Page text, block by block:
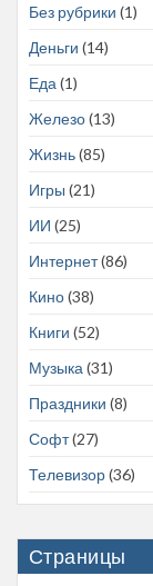
Без рубрики (1)
Деньги (14)
Еда (1)
Железо(13)
Жизнь(85)
Игры (21)
ИИ (25)
Интернет(86)
Кино(38)
Книги (52)
Музыка (31)
Праздники (8)
Софт(27)
Телевизор(36)
Страницы